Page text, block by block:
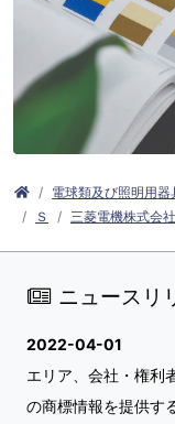
電球類及び照明用器
Ｓ
三菱電機株式会社
ニュースリ
2022-04-01
エリア、会社・権利
の商標情報を提供す